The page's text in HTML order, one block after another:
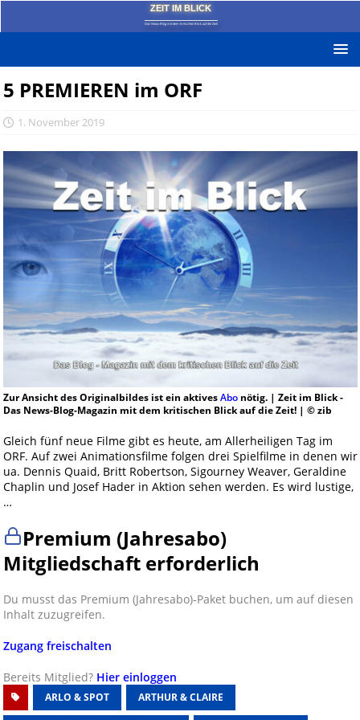
ZEIT IM BLICK
Das News-Blog mit dem kritischen Blick auf die Zeit!
5 PREMIEREN im ORF
1. November 2019
Zur Ansicht des Originalbildes ist ein aktivesAbonötig. | Zeit im Blick -
Das News-Blog-Magazin mit dem kritischen Blick auf die Zeit! | © zib
Gleich fünf neue Filme gibt es heute, am Allerheiligen Tag im
ORF. Auf zwei Animationsfilme folgen drei Spielfilme in denen wir
ua. Dennis Quaid, Britt Robertson, Sigourney Weaver, Geraldine
Chaplin und Josef Hader in Aktion sehen werden. Es wird lustige,
…
Premium (Jahresabo)
Mitgliedschaft erforderlich
Du musst das Premium (Jahresabo)-Paket buchen, um auf diesen
Inhalt zuzugreifen.
Zugang freischalten
Bereits Mitglied? Hier einloggen
ARLO & SPOT ARTHUR & CLAIRE